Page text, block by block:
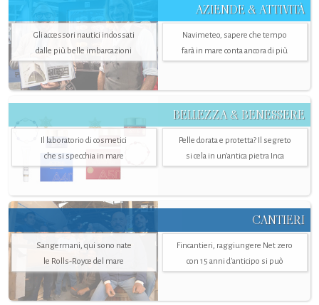
AZIENDE & ATTIVITÀ
Gli accessori nautici indossati
dalle più belle imbarcazioni
Navimeteo, sapere che tempo
farà in mare conta ancora di più
BELLEZZA & BENESSERE
Il laboratorio di cosmetici
che si specchia in mare
Pelle dorata e protetta? Il segreto
si cela in un’antica pietra Inca
CANTIERI
Sangermani, qui sono nate
le Rolls-Royce del mare
Fincantieri, raggiungere Net zero
con 15 anni d'anticipo si può